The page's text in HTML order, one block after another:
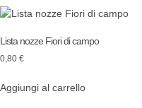
Lista nozze Fiori di campo
0,80 €
Aggiungi al carrello